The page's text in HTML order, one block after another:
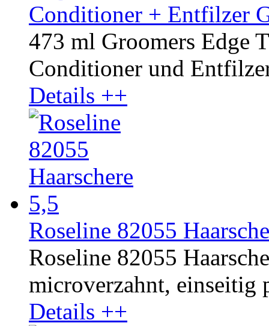
Conditioner + Entfilzer
473 ml Groomers Edge
Conditioner und
Details ++
Roseline 82055
Roseline 82055
microverzahnt, einseitig
Details ++